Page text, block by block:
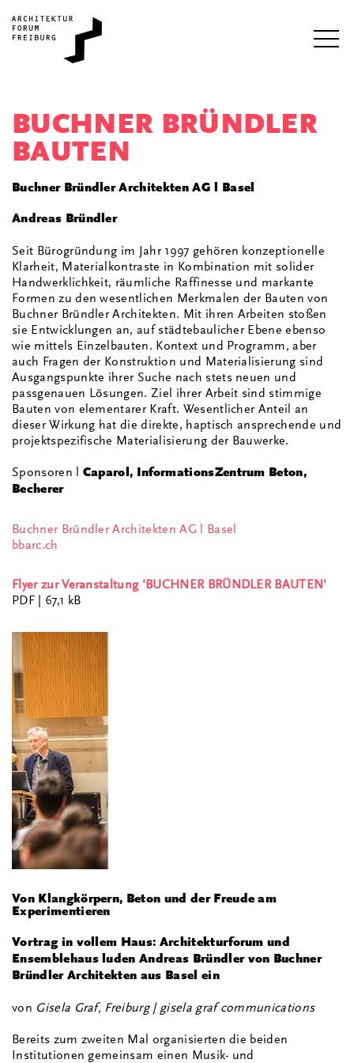
BUCHNER BRÜNDLER
BAUTEN
Buchner Bründler Architekten AG l Basel
Andreas Bründler
Seit Bürogründung im Jahr 1997 gehören konzeptionelle
Klarheit, Materialkontraste in Kombination mit solider
Handwerklichkeit, räumliche Raffinesse und markante
Formen zu den wesentlichen Merkmalen der Bauten von
Buchner Bründler Architekten. Mit ihren Arbeiten stoßen
sie Entwicklungen an, auf städtebaulicher Ebene ebenso
wie mittels Einzelbauten. Kontext und Programm, aber
auch Fragen der Konstruktion und Materialisierung sind
Ausgangspunkte ihrer Suche nach stets neuen und
passgenauen Lösungen. Ziel ihrer Arbeit sind stimmige
Bauten von elementarer Kraft. Wesentlicher Anteil an
dieser Wirkung hat die direkte, haptisch ansprechende und
projektspezifische Materialisierung der Bauwerke.
Sponsoren l
Caparol, InformationsZentrum Beton,
Becherer
Buchner Bründler Architekten AG l Basel
bbarc.ch
Flyer zur Veranstaltung 'BUCHNER BRÜNDLER BAUTEN'
PDF| 67,1 kB
Von Klangkörpern, Beton und der Freude am
Experimentieren
Vortrag in vollem Haus: Architekturforum und
Ensemblehaus luden Andreas Bründler von Buchner
Bründler Architekten aus Basel ein
von Gisela Graf, Freiburg | gisela graf communications
Bereits zum zweiten Mal organisierten die beiden
Institutionen gemeinsam einen Musik- und